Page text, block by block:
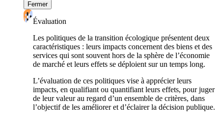
Fermer
Évaluation
Les politiques de la transition écologique présentent deux
caractéristiques : leurs impacts concernent des biens et des
services qui sont souvent hors de la sphère de l’économie
de marché et leurs effets se déploient sur un temps long.
L’évaluation de ces politiques vise à apprécier leurs
impacts, en qualifiant ou quantifiant leurs effets, pour juger
de leur valeur au regard d’un ensemble de critères, dans
l’objectif de les améliorer et d’éclairer la décision publique.